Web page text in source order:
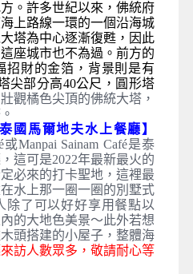
。許多世紀以來，佛統府
上路線一環的一個沿海城
塔為中心逐漸復甦，因此
座城市也不為過。前方的
招財的金箔，背景則是有
尖部分高40公尺，圓形塔
觀橘色尖頂的佛統大塔，
國馬爾地夫水上餐廳】
或Manpai Sainam Café是泰
這可是2022年最新最火的
必來的打卡聖地，這裡最
水上那一圈一圈的別墅式
除了可以好好享用餐點以
的大地色美景～此外若想
頭搭建的小屋子，整體海
來訪人數眾多，敬請耐心等